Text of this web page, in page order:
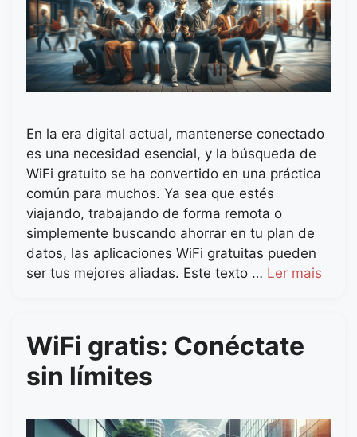
En la era digital actual, mantenerse conectado
es una necesidad esencial, y la búsqueda de
WiFi gratuito se ha convertido en una práctica
común para muchos. Ya sea que estés
viajando, trabajando de forma remota o
simplemente buscando ahorrar en tu plan de
datos, las aplicaciones WiFi gratuitas pueden
ser tus mejores aliadas. Este texto … Ler mais
WiFi gratis: Conéctate
sin límites